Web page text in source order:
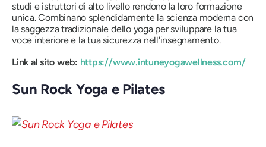
studi e istruttori di alto livello rendono la loro formazione
unica. Combinano splendidamente la scienza moderna con
la saggezza tradizionale dello yoga per sviluppare la tua
voce interiore e la tua sicurezza nell'insegnamento.
Link al sito web: https://www.intuneyogawellness.com/
Sun Rock Yoga e Pilates